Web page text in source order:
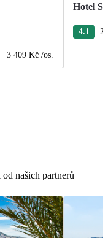
3 409 Kč /os.
Hotel
4.1
našich partnerů